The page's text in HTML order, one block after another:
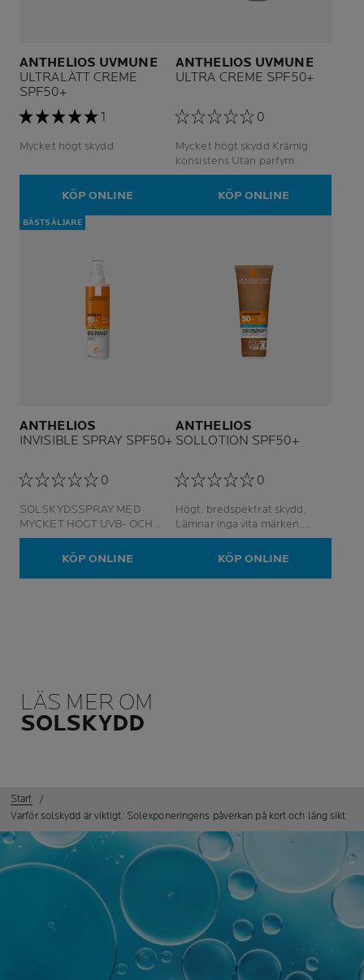
ANTHELIOS UVMUNE
ULTRALÄTT CREME
SPF50+
1
Mycket högt skydd
KÖP ONLINE
ANTHELIOS UVMUNE
ULTRA CREME SPF50+
0
Mycket högt skydd Krämig
konsistens Utan parfym
KÖP ONLINE
BÄSTSÄLJARE
ANTHELIOS
INVISIBLE SPRAY SPF50+
0
SOLSKYDSSPRAY MED
MYCKET HÖGT UVB- OCH
UVA-SKYDD
KÖP ONLINE
ANTHELIOS
SOLLOTION SPF50+
0
Högt, bredspektrat skydd.
Lämnar inga vita märken.
Återfuktande.
KÖP ONLINE
LÄS MER OM
SOLSKYDD
Start
Varför solskydd är viktigt: Solexponeringens påverkan på kort och lång sikt